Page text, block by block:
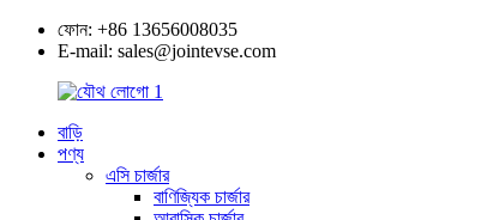
ফোন: +86 13656008035
E-mail: sales@jointevse.com
বাড়ি
পণ্য
এসি চার্জার
বাণিজ্যিক চার্জার